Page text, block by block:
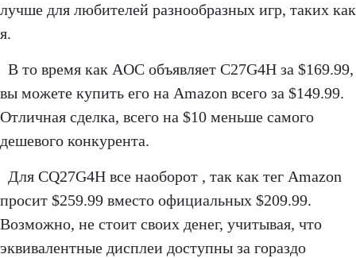
лучше для любителей разнообразных игр, таких как
я.
В то время как AOC объявляет C27G4H за $169.99,
вы можете купить его на Amazon всего за $149.99.
Отличная сделка, всего на $10 меньше самого
дешевого конкурента.
Для CQ27G4H все наоборот , так как тег Amazon
просит $259.99 вместо официальных $209.99.
Возможно, не стоит своих денег, учитывая, что
эквивалентные дисплеи доступны за гораздо